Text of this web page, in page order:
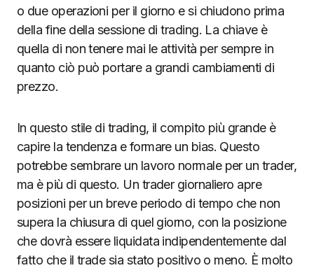
o due operazioni per il giorno e si chiudono prima
della fine della sessione di trading. La chiave è
quella di non tenere mai le attività per sempre in
quanto ciò può portare a grandi cambiamenti di
prezzo.
In questo stile di trading, il compito più grande è
capire la tendenza e formare un bias. Questo
potrebbe sembrare un lavoro normale per un trader,
ma è più di questo. Un trader giornaliero apre
posizioni per un breve periodo di tempo che non
supera la chiusura di quel giorno, con la posizione
che dovrà essere liquidata indipendentemente dal
fatto che il trade sia stato positivo o meno. È molto